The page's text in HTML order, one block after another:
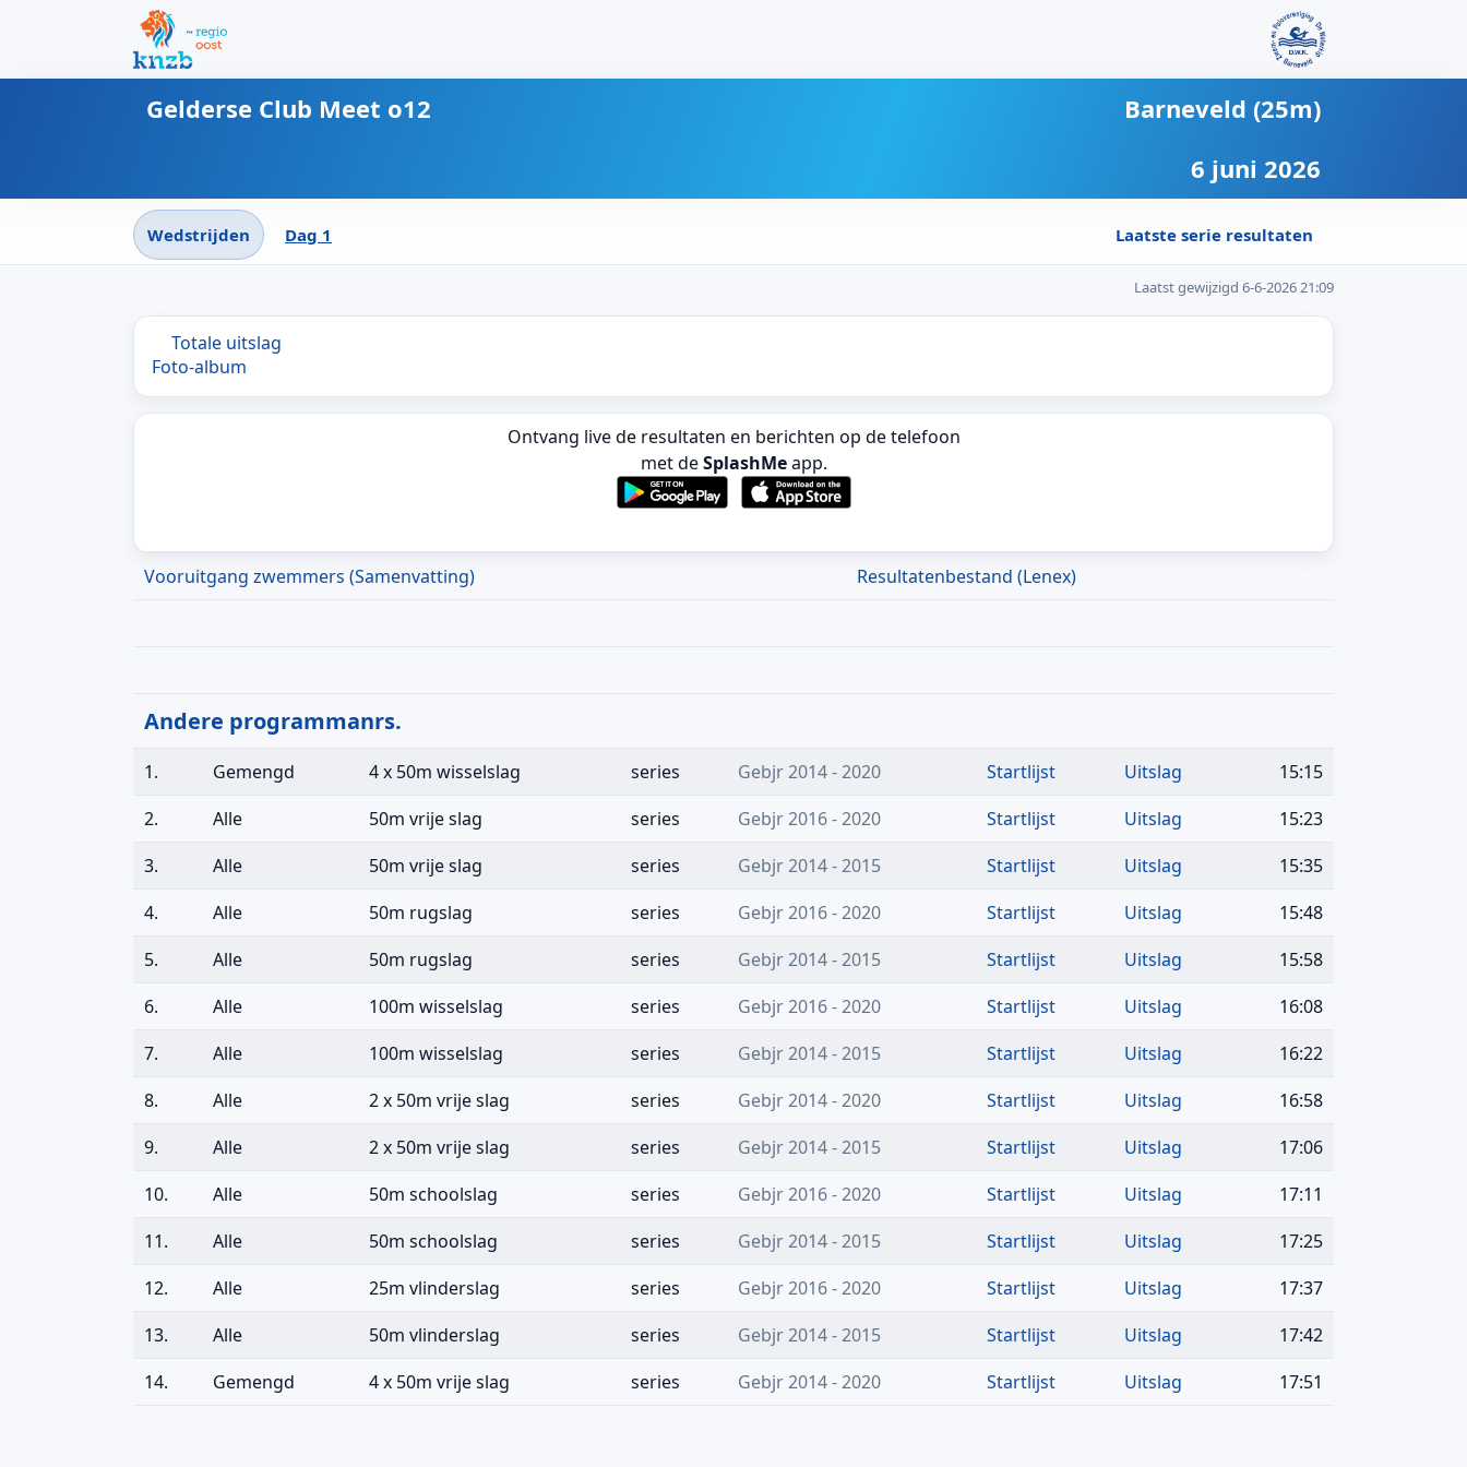
Gelderse Club Meet o12
Barneveld (25m)
6 juni 2026
Wedstrijden Dag 1 Laatste serie resultaten
Laatst gewijzigd 6-6-2026 21:09
Totale uitslag
Foto-album
Ontvang live de resultaten en berichten op de telefoon
met deSplashMeapp.
Vooruitgang zwemmers (Samenvatting) Resultatenbestand (Lenex)
Andere programmanrs.
1. Gemengd 4 x 50m wisselslag series Gebjr 2014 - 2020 Startlijst Uitslag
15:15
2.
Alle 50m vrije slag series Gebjr 2016 - 2020 Startlijst Uitslag
15:23
3.
Alle 50m vrije slag series Gebjr 2014 - 2015 Startlijst Uitslag
15:35
4.
Alle 50m rugslag series Gebjr 2016 - 2020 Startlijst Uitslag
15:48
5.
Alle 50m rugslag series Gebjr 2014 - 2015 Startlijst Uitslag
15:58
6.
Alle 100m wisselslag series Gebjr 2016 - 2020 Startlijst Uitslag
16:08
7.
Alle 100m wisselslag series Gebjr 2014 - 2015 Startlijst Uitslag
16:22
8.
Alle 2 x 50m vrije slag series Gebjr 2014 - 2020 Startlijst Uitslag
16:58
9.
Alle 2 x 50m vrije slag series Gebjr 2014 - 2015 Startlijst Uitslag
17:06
10.
Alle 50m schoolslag series Gebjr 2016 - 2020 Startlijst Uitslag
17:11
11.
Alle 50m schoolslag series Gebjr 2014 - 2015 Startlijst Uitslag
17:25
12.
Alle 25m vlinderslag series Gebjr 2016 - 2020 Startlijst Uitslag
17:37
13.
Alle 50m vlinderslag series Gebjr 2014 - 2015 Startlijst Uitslag
17:42
14.
Gemengd 4 x 50m vrije slag series Gebjr 2014 - 2020 Startlijst Uitslag 17:51